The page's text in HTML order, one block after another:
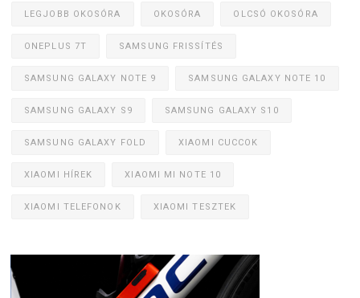
LEGJOBB OKOSÓRA OKOSÓRA OLCSÓ OKOSÓRA
ONEPLUS 7T SAMSUNG FRISSÍTÉS
SAMSUNG GALAXY NOTE 9 SAMSUNG GALAXY NOTE 10
SAMSUNG GALAXY S9 SAMSUNG GALAXY S10
SAMSUNG GALAXY FOLD XIAOMI CUCCOK
XIAOMI HÍREK XIAOMI MI NOTE 10
XIAOMI TELEFONOK XIAOMI TESZTEK